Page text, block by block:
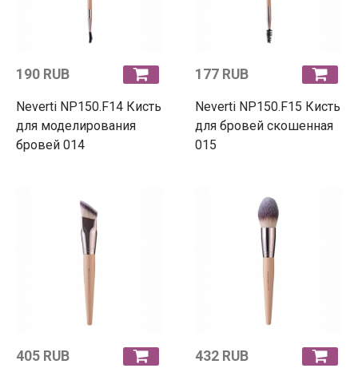
190 RUB
Neverti NP150.F14 Кисть
для моделирования
бровей 014
177 RUB
Neverti NP150.F15 Кисть
для бровей скошенная
015
405 RUB 432 RUB